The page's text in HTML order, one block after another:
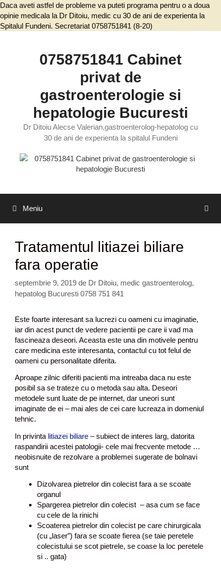
Daca aveti astfel de probleme va puteti programa pentru o a doua
opinie medicala la Dr Ditoiu, medic cu 30 de ani de experienta la
Spitalul Fundeni. Secretariat 0758751841 (8-20)
0758751841 Cabinet
privat de
gastroenterologie si
hepatologie Bucuresti
Dr Ditoiu Alecse Valerian,gastroenterolog-hepatolog cu
30 de ani de experienta la spitalul Fundeni
Meniu
Tratamentul litiazei biliare
fara operatie
septembrie 9, 2019 de Dr Ditoiu, medic gastroenterolog,
hepatolog Bucuresti 0758 751 841
Este foarte interesant sa lucrezi cu oameni cu imaginatie,
iar din acest punct de vedere pacientii pe care ii vad ma
fascineaza deseori. Aceasta este una din motivele pentru
care medicina este interesanta, contactul cu tot felul de
oameni cu personalitate diferita.
Aproape zilnic diferiti pacienti ma intreaba daca nu este
posibil sa se trateze cu o metoda sau alta. Deseori
metodele sunt luate de pe internet, dar uneori sunt
imaginate de ei – mai ales de cei care lucreaza in domeniul
tehnic.
In privinta litiazei biliare – subiect de interes larg, datorita
raspandirii acestei patologii- cele mai frecvente metode …
neobisnuite de rezolvare a problemei sugerate de bolnavi
sunt
Dizolvarea pietrelor din colecist fara a se scoate
organul
Spargerea pietrelor din colecist – asa cum se face
cu cele de la rinichi
Scoaterea pietrelor din colecist pe care chirurgicala
(cu „laser”) fara se scoate fierea (se taie peretele
colecistului se scot pietrele, se coase la loc peretele
si .. gata)